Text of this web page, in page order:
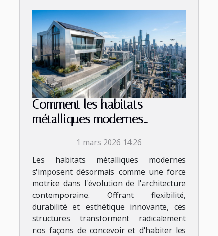
Comment les habitats
métalliques modernes
l'architecture ?1 mars 2026 14:26
Les habitats métalliques modernes
s'imposent désormais comme une force
motrice dans l'évolution de l'architecture
contemporaine. Offrant flexibilité,
durabilité et esthétique innovante, ces
structures transforment radicalement
nos façons de concevoir et d'habiter les